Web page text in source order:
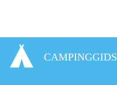
CAMPINGGIDS